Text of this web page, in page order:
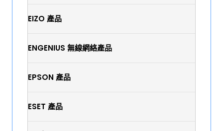
EIZO 產品
ENGENIUS 無線網絡產品
EPSON 產品
ESET 產品